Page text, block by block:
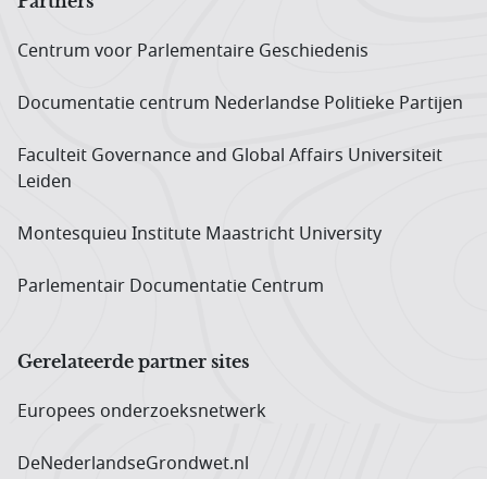
Centrum voor Parlementaire Geschiedenis
Documentatie centrum Neder­landse Politieke Partijen
Faculteit Governance and Global Affairs Universiteit
Leiden
Montesquieu Institute Maastricht University
Parlementair Documentatie Centrum
Gerelateerde partner sites
Europees onderzoeks­netwerk
DeNederlandseGrondwet.nl